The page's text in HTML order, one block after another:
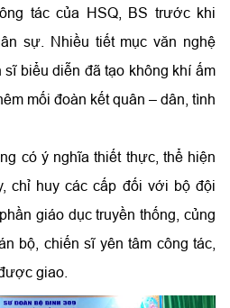
tác của HSQ, BS trước khi
sự. Nhiều tiết mục văn nghệ
biểu diễn đã tạo không khí ấm
mối đoàn kết quân – dân, tình
có ý nghĩa thiết thực, thể hiện
chỉ huy các cấp đối với bộ đội
giáo dục truyền thống, củng
bộ, chiến sĩ yên tâm công tác,
giao.